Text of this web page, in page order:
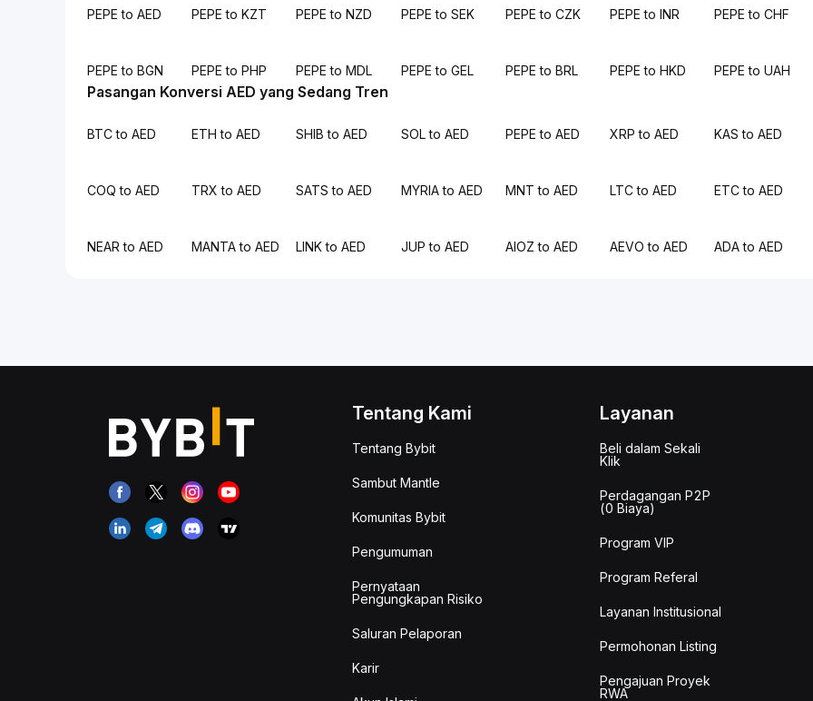
PEPE to AED PEPE to KZT PEPE to NZD PEPE to SEK PEPE to CZK PEPE to INR PEPE to CHF
PEPE to BGN PEPE to PHP PEPE to MDL PEPE to GEL PEPE to BRL PEPE to HKD PEPE to UAH
Pasangan Konversi AED yang Sedang Tren
BTC to AED ETH to AED SHIB to AED SOL to AED PEPE to AED XRP to AED KAS to AED
COQ to AED TRX to AED SATS to AED MYRIA to AED MNT to AED LTC to AED ETC to AED
NEAR to AED MANTA to AED LINK to AED JUP to AED AIOZ to AED AEVO to AED ADA to AED
Tentang Kami
Tentang Bybit
Sambut Mantle
Komunitas Bybit
Pengumuman
Pernyataan
Pengungkapan Risiko
Saluran Pelaporan
Karir
Layanan
Beli dalam Sekali
Klik
Perdagangan P2P
(0 Biaya)
Program VIP
Program Referal
Layanan Institusional
Permohonan Listing
Pengajuan Proyek
RWA